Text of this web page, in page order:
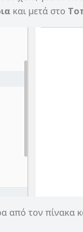
και μετά στο
από τον πίνακα